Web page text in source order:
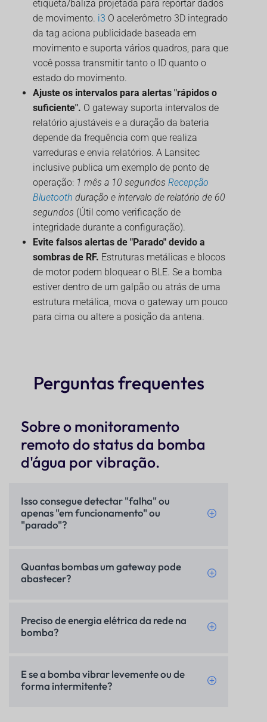
etiqueta/baliza projetada para reportar dados
de movimento. i3 O acelerômetro 3D integrado
da tag aciona publicidade baseada em
movimento e suporta vários quadros, para que
você possa transmitir tanto o ID quanto o
estado do movimento.
Ajuste os intervalos para alertas "rápidos o
suficiente". O gateway suporta intervalos de
relatório ajustáveis e a duração da bateria
depende da frequência com que realiza
varreduras e envia relatórios. A Lansitec
inclusive publica um exemplo de ponto de
operação: 1 mês a 10 segundos Recepção
Bluetooth duração e intervalo de relatório de 60
segundos (Útil como verificação de
integridade durante a configuração).
Evite falsos alertas de "Parado" devido a
sombras de RF. Estruturas metálicas e blocos
de motor podem bloquear o BLE. Se a bomba
estiver dentro de um galpão ou atrás de uma
estrutura metálica, mova o gateway um pouco
para cima ou altere a posição da antena.
Perguntas frequentes
Sobre o monitoramento
remoto do status da bomba
d'água por vibração.
Isso consegue detectar "falha" ou
apenas "em funcionamento" ou
"parado"?
Quantas bombas um gateway pode
abastecer?
Preciso de energia elétrica da rede na
bomba?
E se a bomba vibrar levemente ou de
forma intermitente?